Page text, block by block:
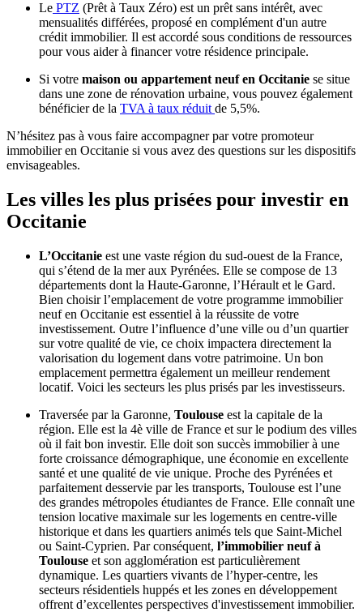
Le PTZ (Prêt à Taux Zéro) est un prêt sans intérêt, avec
mensualités différées, proposé en complément d'un autre
crédit immobilier. Il est accordé sous conditions de ressources
pour vous aider à financer votre résidence principale.
Si votre maison ou appartement neuf en Occitanie se situe
dans une zone de rénovation urbaine, vous pouvez également
bénéficier de la TVA à taux réduit de 5,5%.
N’hésitez pas à vous faire accompagner par votre promoteur
immobilier en Occitanie si vous avez des questions sur les dispositifs
envisageables.
Les villes les plus prisées pour investir en
Occitanie
L’Occitanie est une vaste région du sud-ouest de la France,
qui s’étend de la mer aux Pyrénées. Elle se compose de 13
départements dont la Haute-Garonne, l’Hérault et le Gard.
Bien choisir l’emplacement de votre programme immobilier
neuf en Occitanie est essentiel à la réussite de votre
investissement. Outre l’influence d’une ville ou d’un quartier
sur votre qualité de vie, ce choix impactera directement la
valorisation du logement dans votre patrimoine. Un bon
emplacement permettra également un meilleur rendement
locatif. Voici les secteurs les plus prisés par les investisseurs.
Traversée par la Garonne, Toulouse est la capitale de la
région. Elle est la 4è ville de France et sur le podium des villes
où il fait bon investir. Elle doit son succès immobilier à une
forte croissance démographique, une économie en excellente
santé et une qualité de vie unique. Proche des Pyrénées et
parfaitement desservie par les transports, Toulouse est l’une
des grandes métropoles étudiantes de France. Elle connaît une
tension locative maximale sur les logements en centre-ville
historique et dans les quartiers animés tels que Saint-Michel
ou Saint-Cyprien. Par conséquent, l’immobilier neuf à
Toulouse et son agglomération est particulièrement
dynamique. Les quartiers vivants de l’hyper-centre, les
secteurs résidentiels huppés et les zones en développement
offrent d’excellentes perspectives d'investissement immobilier.